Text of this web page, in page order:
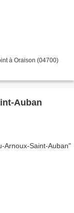
à Oraison (04700)
Auban